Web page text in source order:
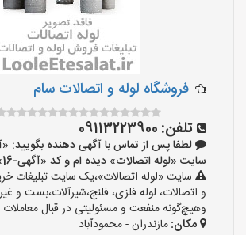
فروشگاه لوله و اتصالات سام
تلفن: 09113223900
لطفا پس از تماس با آگهی دهنده بگویید:
سایت «لوله اتصالات» دیده ام و کد «آگهی-16» را اعلام کنید»
سایت «لوله اتصالات»،یک سایت تبلیغات
و اتصالات، لوله فلزی، فلنج،شیرآلات،بست و
وهیچ‌گونه منفعت و مسئولیتی در قبال معاملات
مکان:مازندران - محمودآباد